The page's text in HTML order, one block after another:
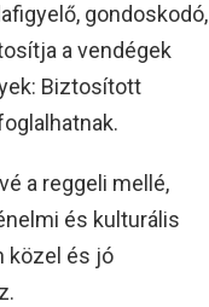
gondoskodó,
a vendégek
Biztosított
a reggeli mellé,
és kulturális
közel és jó